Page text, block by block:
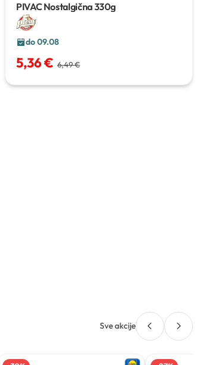
PIVAC Nostalgična330g
do 09.08
5,36 € 6,49 €
Sve akcije